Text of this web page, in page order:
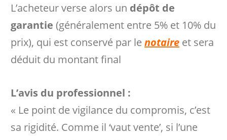
L’acheteur verse alors un dépôt de
garantie (généralement entre 5% et 10% du
prix), qui est conservé par lenotaire et sera
déduit du montant final
L’avis du professionnel :
« Le point de vigilance du compromis, c’est
sa rigidité. Comme il ‘vaut vente’, si l’une